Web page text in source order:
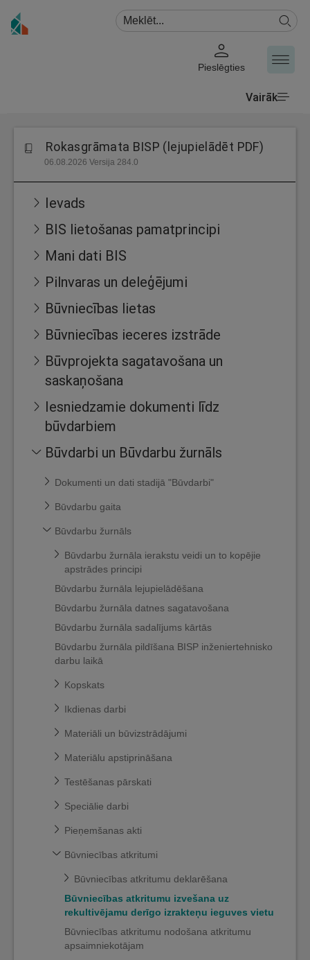
Pieslēgties
Vairāk
Rokasgrāmata BISP (lejupielādēt PDF)
06.08.2026 Versija 284.0
Ievads
BIS lietošanas pamatprincipi
Mani dati BIS
Pilnvaras un deleģējumi
Būvniecības lietas
Būvniecības ieceres izstrāde
Būvprojekta sagatavošana un
saskaņošana
Iesniedzamie dokumenti līdz
būvdarbiem
Būvdarbi un Būvdarbu žurnāls
Dokumenti un dati stadijā "Būvdarbi"
Būvdarbu gaita
Būvdarbu žurnāls
Būvdarbu žurnāla ierakstu veidi un to kopējie
apstrādes principi
Būvdarbu žurnāla lejupielādēšana
Būvdarbu žurnāla datnes sagatavošana
Būvdarbu žurnāla sadalījums kārtās
Būvdarbu žurnāla pildīšana BISP inženiertehnisko
darbu laikā
Kopskats
Ikdienas darbi
Materiāli un būvizstrādājumi
Materiālu apstiprināšana
Testēšanas pārskati
Speciālie darbi
Pieņemšanas akti
Būvniecības atkritumi
Būvniecības atkritumu deklarēšana
Būvniecības atkritumu izvešana uz
rekultivējamu derīgo izrakteņu ieguves vietu
Būvniecības atkritumu nodošana atkritumu
apsaimniekotājam